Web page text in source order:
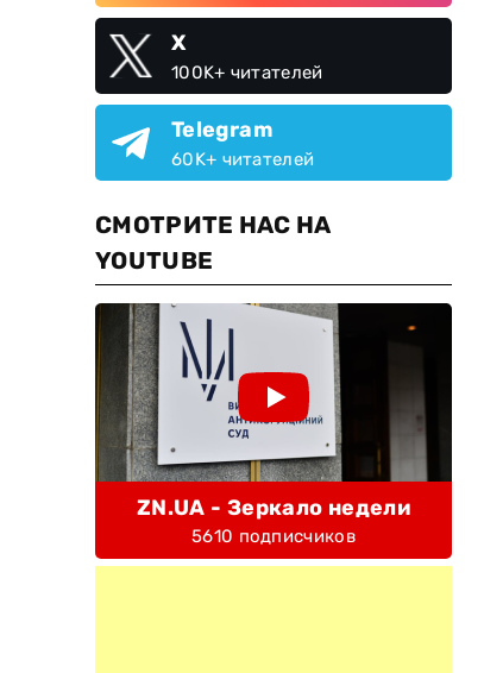
X
100K+ читателей
Telegram
60K+ читателей
СМОТРИТЕ НАС НА
YOUTUBE
ZN.UA - Зеркало недели
5610 подписчиков